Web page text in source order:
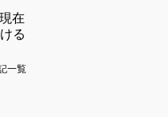
在
る
一覧